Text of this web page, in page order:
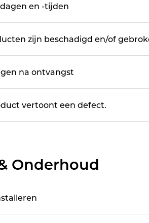
en -tijden
zijn beschadigd en/of
na ontvangst
vertoont een defect.
Onderhoud